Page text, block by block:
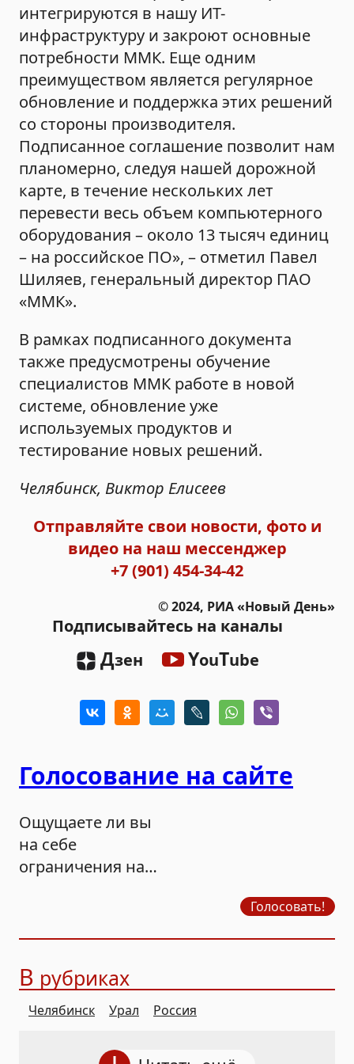
интегрируются в нашу ИТ-
инфраструктуру и закроют основные
потребности ММК. Еще одним
преимуществом является регулярное
обновление и поддержка этих решений
со стороны производителя.
Подписанное соглашение позволит нам
планомерно, следуя нашей дорожной
карте, в течение нескольких лет
перевести весь объем компьютерного
оборудования – около 13 тысяч единиц
– на российское ПО», – отметил Павел
Шиляев, генеральный директор ПАО
«ММК».
В рамках подписанного документа
также предусмотрены обучение
специалистов ММК работе в новой
системе, обновление уже
используемых продуктов и
тестирование новых решений.
Челябинск, Виктор Елисеев
Отправляйте свои новости, фото и
видео на наш мессенджер
+7 (901) 454-34-42
© 2024, РИА «Новый День»
Подписывайтесь на каналы
Дзен YouTube
Голосование на сайте
Ощущаете ли вы
на себе
ограничения на
Голосовать!
В рубриках
Челябинск Урал Россия